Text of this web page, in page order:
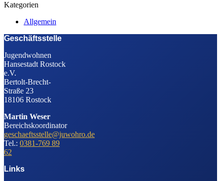
Kategorien
Allgemein
Geschäftsstelle
Jugendwohnen
Hansestadt Rostock
e.V.
Bertolt-Brecht-
Straße 23
18106 Rostock
Martin Weser
Bereichskoordinator
geschaeftsstelle@juwohro.de
Tel.: 0381-769 89
62
Links